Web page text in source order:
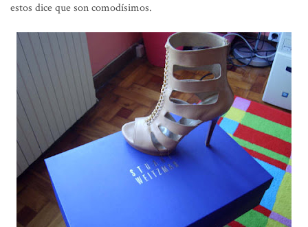
estos dice que son comodísimos.